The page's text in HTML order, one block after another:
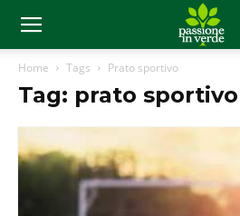
Home Tags Prato sportivo
Tag: prato sportivo